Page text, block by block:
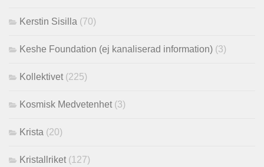
Kerstin Sisilla (70)
Keshe Foundation (ej kanaliserad information) (3)
Kollektivet (225)
Kosmisk Medvetenhet (3)
Krista (20)
Kristallriket (127)